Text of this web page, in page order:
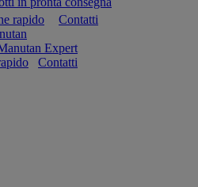
rapido Contatti
Expert
Contatti